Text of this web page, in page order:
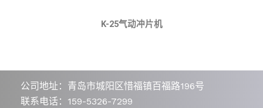
K-25气动冲片机
公司地址：青岛市城阳区惜福镇百福路196号
联系电话：159-5326-7299